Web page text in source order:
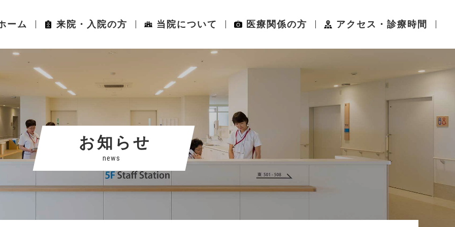
ーム 来院・入院の方 当院について 医療関係の方 アクセス・診療時間
お知らせ
news